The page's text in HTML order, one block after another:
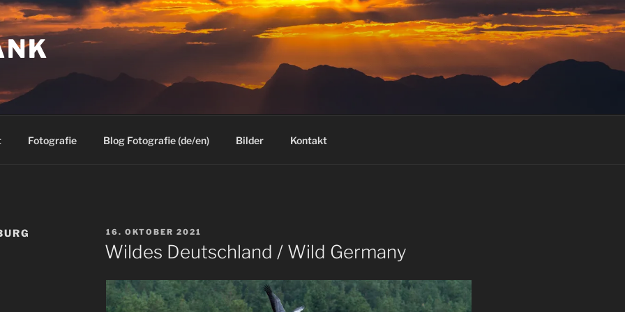
Fotografie Blog Fotografie (de/en) Bilder Kontakt
VERÖFFENTLICHT
AM
16. OKTOBER 2021
Wildes Deutschland / Wild Germany